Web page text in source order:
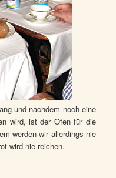
und nachdem noch eine
wird, ist der Ofen für die
werden wir allerdings nie
wird nie reichen.